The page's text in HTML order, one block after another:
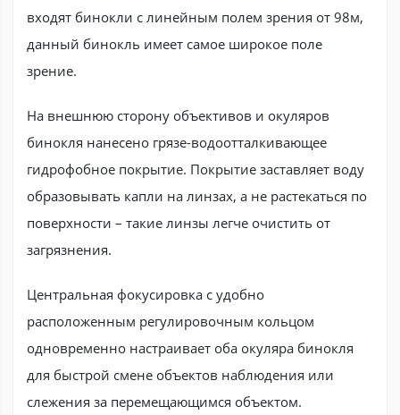
входят бинокли с линейным полем зрения от 98м,
данный бинокль имеет самое широкое поле
зрение.
На внешнюю сторону объективов и окуляров
бинокля нанесено грязе-водоотталкивающее
гидрофобное покрытие. Покрытие заставляет воду
образовывать капли на линзах, а не растекаться по
поверхности – такие линзы легче очистить от
загрязнения.
Центральная фокусировка с удобно
расположенным регулировочным кольцом
одновременно настраивает оба окуляра бинокля
для быстрой смене объектов наблюдения или
слежения за перемещающимся объектом.